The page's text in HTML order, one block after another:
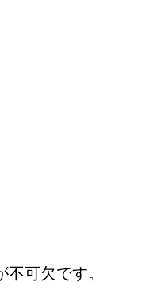
可欠です。